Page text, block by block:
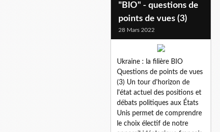
"BIO" - questions de
points de vues (3)
28 Mars 2022
Ukraine : la filière BIO
Questions de points de vues
(3) Un tour d'horizon de
l'état actuel des positions et
débats politiques aux États
Unis permet de comprendre
le choix électif de notre